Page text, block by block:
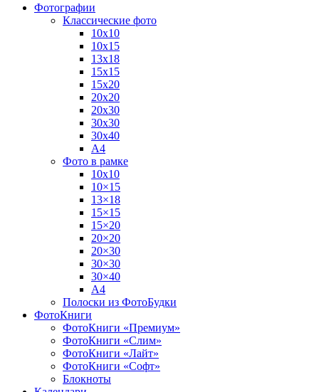
Фотографии
Классические фото
10х10
10х15
13х18
15х15
15х20
20х20
20х30
30х30
30х40
А4
Фото в рамке
10х10
10×15
13×18
15×15
15×20
20×20
20×30
30×30
30×40
A4
Полоски из ФотоБудки
ФотоКниги
ФотоКниги «Премиум»
ФотоКниги «Слим»
ФотоКниги «Лайт»
ФотоКниги «Софт»
Блокноты